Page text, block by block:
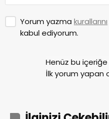
Yorum yazma kurallarını
kabul ediyorum.
Henüz bu içeriğe
İlk yorum yapan